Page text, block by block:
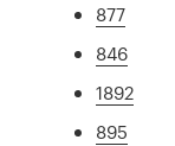
877
846
1892
895